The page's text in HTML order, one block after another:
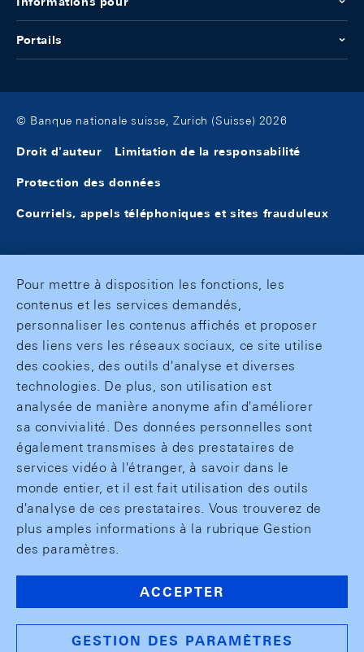
Portails
© Banque nationale suisse, Zurich (Suisse) 2026
Droit d'auteur Limitation de la responsabilité
Protection des données
Courriels, appels téléphoniques et sites frauduleux
Pour mettre à disposition les fonctions, les
contenus et les services demandés,
personnaliser les contenus affichés et proposer
des liens vers les réseaux sociaux, ce site utilise
des cookies, des outils d'analyse et diverses
technologies. De plus, son utilisation est
analysée de manière anonyme afin d'améliorer
sa convivialité. Des données personnelles sont
également transmises à des prestataires de
services vidéo à l'étranger, à savoir dans le
monde entier, et il est fait utilisation des outils
d'analyse de ces prestataires. Vous trouverez de
plus amples informations à la rubrique Gestion
des paramètres.
ACCEPTER
GESTION DES PARAMÈTRES